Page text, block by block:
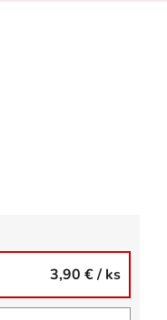
3,90 €/ ks